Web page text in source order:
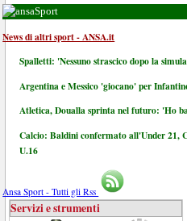
Sport
News di altri sport - ANSA.it
Spalletti: 'Nessuno strascico dopo la
Argentina e Messico 'giocano' per
Atletica, Doualla sprinta nel futuro: 'Ho
Calcio: Baldini confermato all'Under 21,
U.16
Ansa Sport - Tutti gli Rss
Servizi e strumenti